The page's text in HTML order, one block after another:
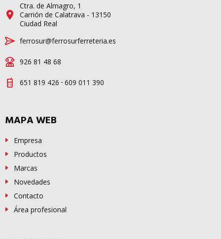
Ctra. de Almagro, 1
Carrión de Calatrava - 13150
Ciudad Real
ferrosur@ferrosurferreteria.es
926 81 48 68
651 819 426 - 609 011 390
MAPA WEB
Empresa
Productos
Marcas
Novedades
Contacto
Área profesional